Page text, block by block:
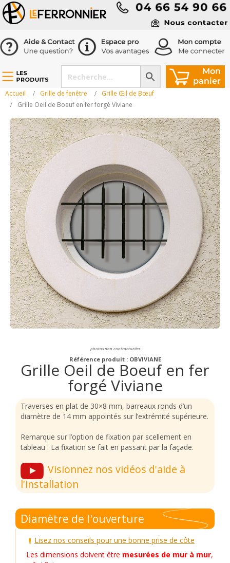
Accueil Grille de fenêtre
Grille Œil de Bœuf
Grille Oeil de Boeuf en fer forgé Viviane
photos non contractuelles
Référence produit : OBVIVIANE
Grille Oeil de Boeuf en fer
forgé Viviane
Traverses en plat de 30×8 mm, barreaux ronds d’un
diamètre de 14 mm appointés sur l’extrémité supérieure.
Remarque sur l’option de fixation par scellement en
tableau : La fixation se fait en passant par la façade.
Visionnez nos vidéos d'aide à
l'installation
Diamètre de l'ouverture
Lisez nos conseils pour une bonne prise de côte
Les dimensions doivent être mesurées de mur à mur,